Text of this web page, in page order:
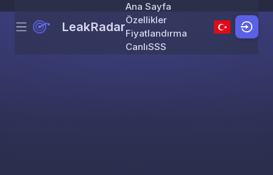
Skip to content
Menu LeakRadar
Ana Sayfa
Özellikler
Fiyatlandırma
CanlıSSS